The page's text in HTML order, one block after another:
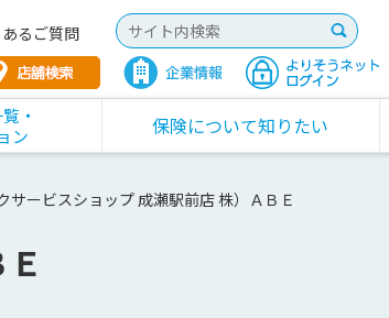
るご質問
・
ン
保険について知りたい
サービスショップ 成瀬駅前店 株）ＡＢＥ